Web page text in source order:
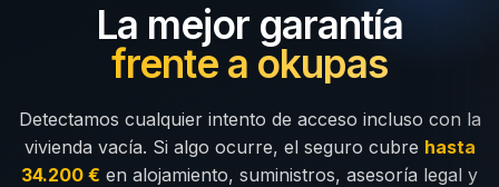
La mejor garantía
frente a okupas
Detectamos cualquier intento de acceso incluso con la
vivienda vacía. Si algo ocurre, el seguro cubre hasta
34.200 € en alojamiento, suministros, asesoría legal y